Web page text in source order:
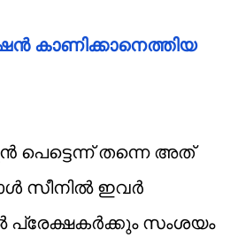
കാണിക്കാനെത്തിയ
തന്നെ അത്
സീനിൽ ഇവർ
പ്രേക്ഷകർക്കും സംശയം